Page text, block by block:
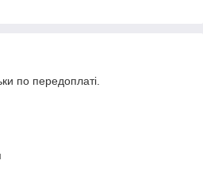
по передоплаті.